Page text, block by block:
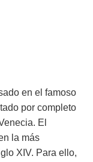
en el famoso
por completo
El
la más
XIV. Para ello,